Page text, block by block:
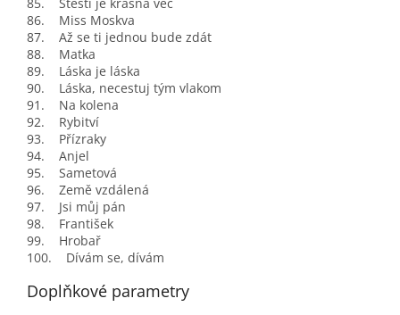
86. Miss Moskva
87. Až se ti jednou bude zdát
88. Matka
89. Láska je láska
90. Láska, necestuj tým vlakom
91. Na kolena
92. Rybitví
93. Přízraky
94. Anjel
95. Sametová
96. Země vzdálená
97. Jsi můj pán
98. František
99. Hrobař
100. Dívám se, dívám
Doplňkové parametry